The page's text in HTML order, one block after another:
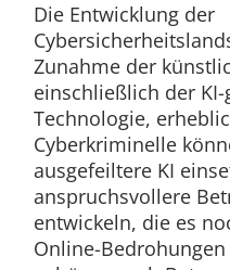
Die Entwicklung der
Zunahme der
einschließlich der
Technologie,
Cyberkriminelle
ausgefeiltere KI
anspruchsvollere
entwickeln, die es
Online-